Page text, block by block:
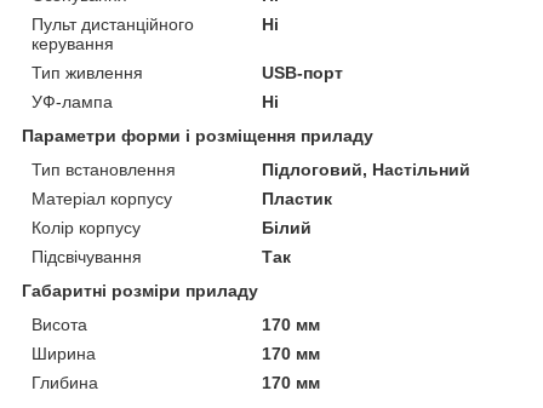
Пульт дистанційного
керування
Ні
Тип живлення
USB-порт
УФ-лампа
Ні
Параметри форми і розміщення приладу
Тип встановлення
Підлоговий, Настільний
Матеріал корпусу
Пластик
Колір корпусу
Білий
Підсвічування
Так
Габаритні розміри приладу
Висота
170 мм
Ширина
170 мм
Глибина
170 мм